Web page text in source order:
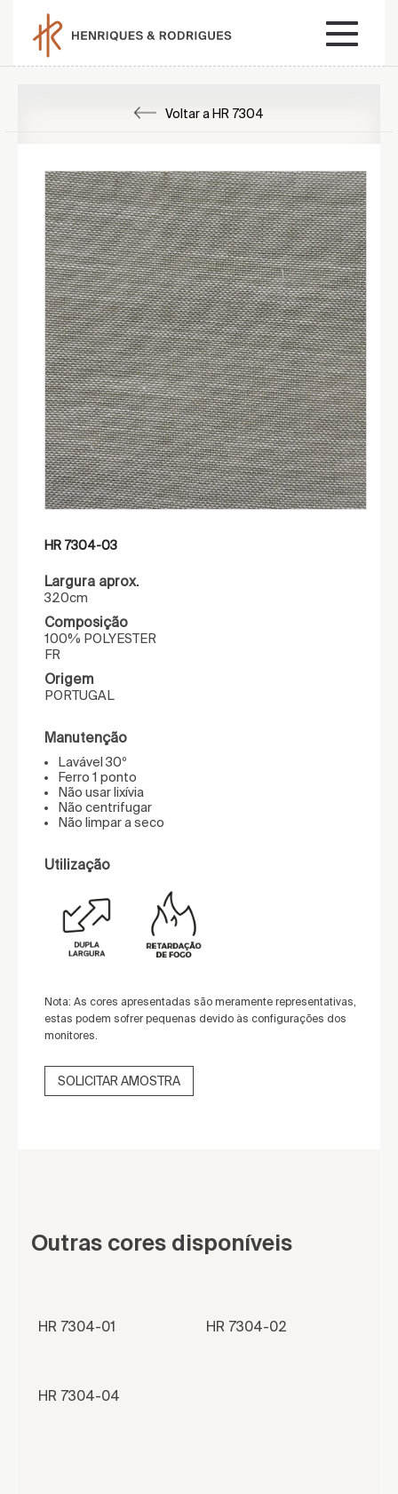
Voltar a HR 7304
HR 7304-03
Largura aprox.
320cm
Composição
100% POLYESTER
FR
Origem
PORTUGAL
Manutenção
Lavável 30º
Ferro 1 ponto
Não usar lixívia
Não centrifugar
Não limpar a seco
Utilização
Nota: As cores apresentadas são meramente representativas,
estas podem sofrer pequenas devido às configurações dos
monitores.
SOLICITAR AMOSTRA
Outras cores disponíveis
HR 7304-01 HR 7304-02
HR 7304-04